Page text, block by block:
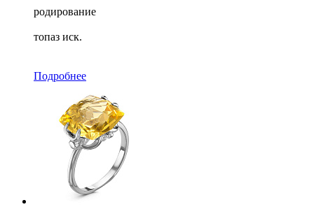
родирование
топаз иск.
Подробнее